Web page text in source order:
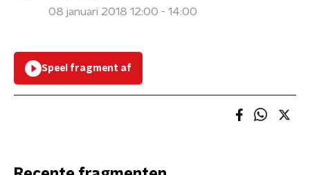
08 januari 2018 12:00 - 14:00
Speel fragment af